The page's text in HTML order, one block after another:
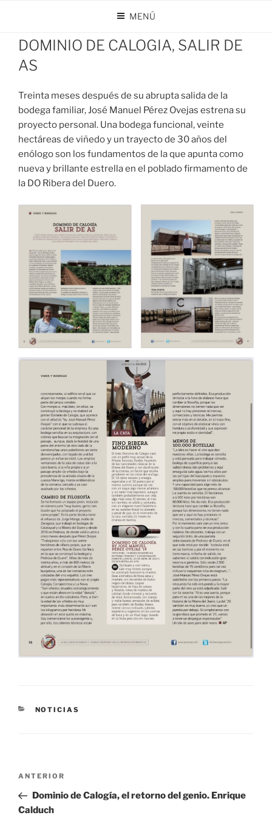
MENÚ
EL
DOMINIO DE CALOGIA, SALIR DE
AS
Treinta meses después de su abrupta salida de la
bodega familiar, José Manuel Pérez Ovejas estrena su
proyecto personal. Una bodega funcional, veinte
hectáreas de viñedo y un trayecto de 30 años del
enólogo son los fundamentos de la que apunta como
nueva y brillante estrella en el poblado firmamento de
la DO Ribera del Duero.
CATEGORÍAS
NOTICIAS
Navegación
entradas
Entrada
anterior:
ANTERIOR
Dominio de Calogía, el retorno del genio. Enrique
Calduch